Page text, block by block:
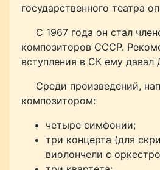
государственного театра
С 1967 года он стал
композиторов СССР.
вступления в СК ему
Среди произведений,
композитором:
четыре симфонии;
три концерта (для
виолончели с